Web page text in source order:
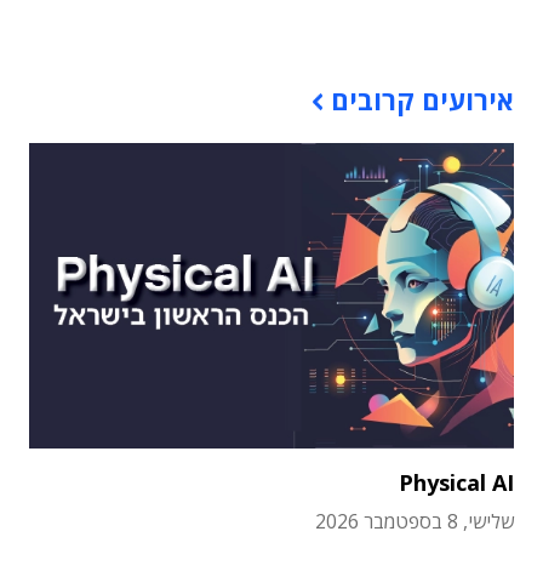
אירועים קרובים
Physical AI
שלישי, 8 בספטמבר 2026